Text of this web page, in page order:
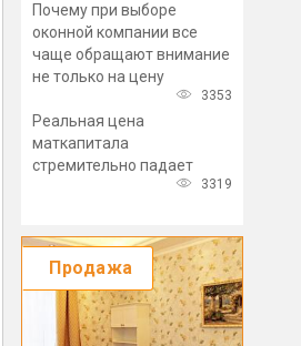
Газпромбанк меняет
выдачи льготной ипотеки
Почему при выборе
оконной компании все
чаще обращают внимание
не только на цену
3353
Реальная цена
маткапитала
стремительно падает
3319
Продажа